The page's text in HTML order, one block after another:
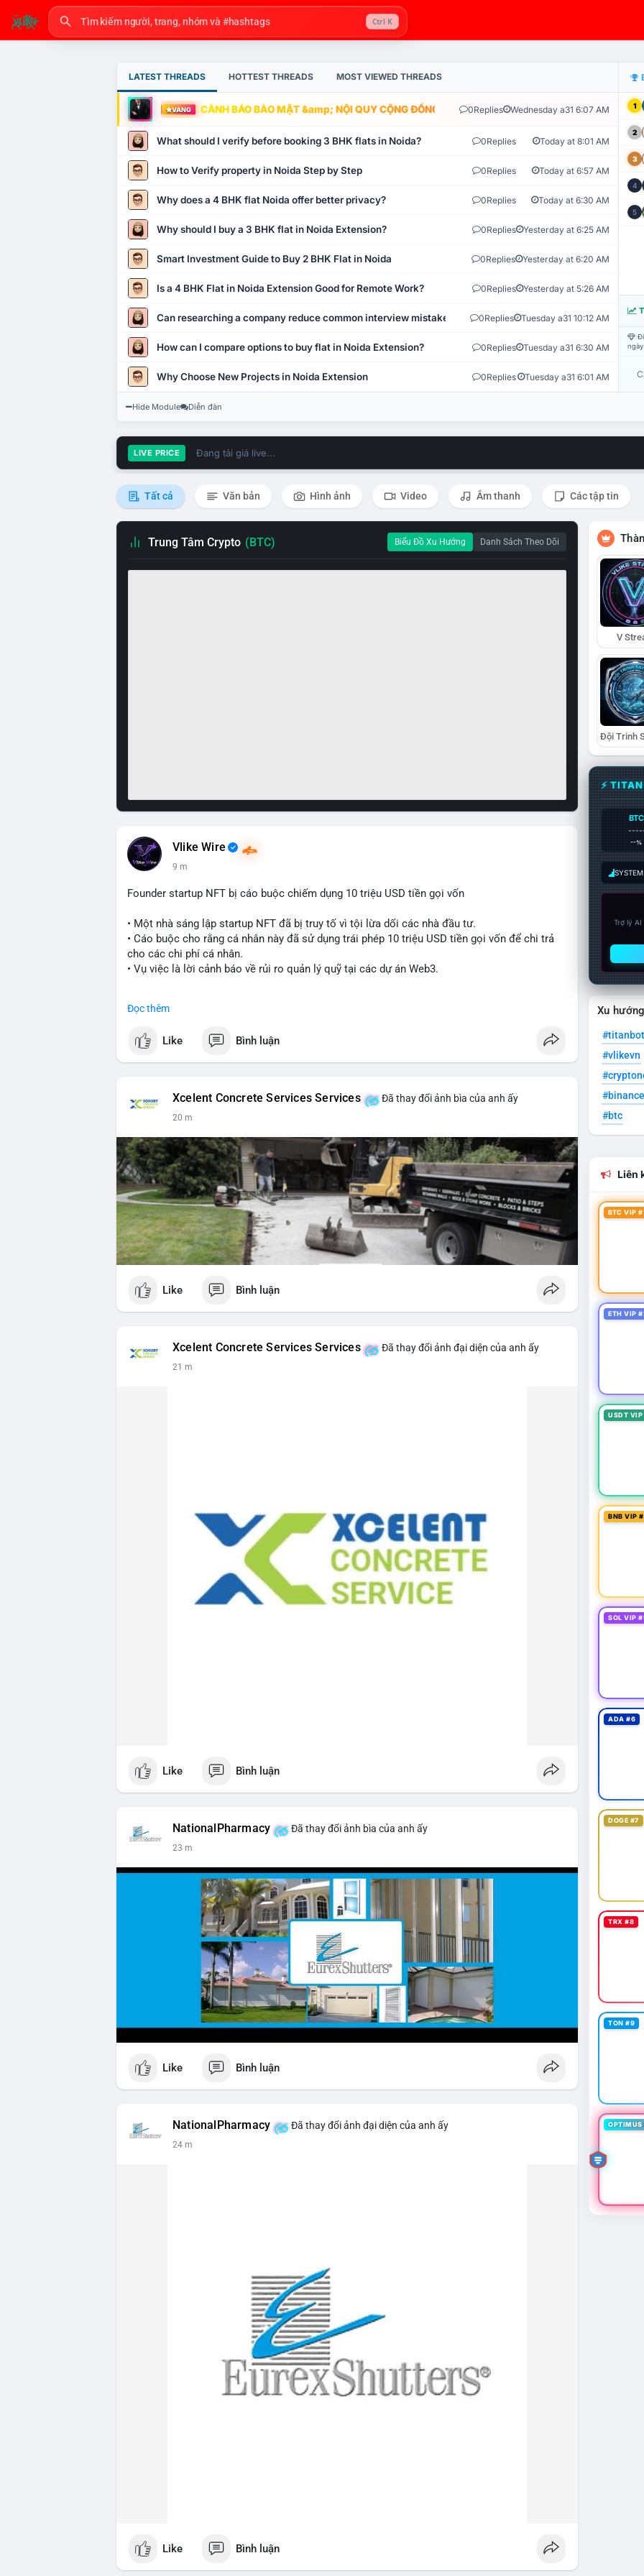
Ctrl K
LATEST THREADS HOTTEST THREADS MOST VIEWED THREADS
VÀNG CẢNH BÁO BẢO MẬT &amp; NỘI QUY CỘNG ĐỒNG VLIKE.VN: HỆ THỐNG GIÁM SÁT TỰ
0Replies Wednesday a31 6:07 AM
What should I verify before booking 3 BHK flats in Noida? 0Replies Today at 8:01 AM
How to Verify property in Noida Step by Step 0Replies Today at 6:57 AM
Why does a 4 BHK flat Noida offer better privacy? 0Replies Today at 6:30 AM
Why should I buy a 3 BHK flat in Noida Extension? 0Replies Yesterday at 6:25 AM
Smart Investment Guide to Buy 2 BHK Flat in Noida 0Replies Yesterday at 6:20 AM
Is a 4 BHK Flat in Noida Extension Good for Remote Work? 0Replies Yesterday at 5:26 AM
Can researching a company reduce common interview mistakes? 0Replies Tuesday a31 10:12 AM
How can I compare options to buy flat in Noida Extension? 0Replies Tuesday a31 6:30 AM
Why Choose New Projects in Noida Extension 0Replies Tuesday a31 6:01 AM
1
2
3
4
5
Hide Module Diễn đàn
LIVE PRICE Đang tải giá live...
Tất cả Văn bản Hình ảnh Video Âm thanh Các tập tin
Trung Tâm Crypto (BTC) Biểu Đồ Xu Hướng Danh Sách Theo Dõi
Vlike Wire
9 m
Founder startup NFT bị cáo buộc chiếm dụng 10 triệu USD tiền gọi vốn
• Một nhà sáng lập startup NFT đã bị truy tố vì tội lừa dối các nhà đầu tư.
• Cáo buộc cho rằng cá nhân này đã sử dụng trái phép 10 triệu USD tiền gọi vốn để chi trả
cho các chi phí cá nhân.
• Vụ việc là lời cảnh báo về rủi ro quản lý quỹ tại các dự án Web3.
#vlikevn #titanbot
Đọc thêm
Like Bình luận
Xcelent Concrete Services Services Đã thay đổi ảnh bìa của anh ấy
21 m
Like Bình luận
Xcelent Concrete Services Services Đã thay đổi ảnh đại diện của anh ấy
21 m
Like Bình luận
NationalPharmacy Đã thay đổi ảnh bìa của anh ấy
23 m
Like Bình luận
NationalPharmacy Đã thay đổi ảnh đại diện của anh ấy
24 m
Like Bình luận
V
⚡
BTC
--%
Trợ lý
Xu
#titanbot
#vlikevn
#btc
Liên
BTC VIP
ETH VIP
USDT
BNB VIP
SOL VIP
ADA #6
DOGE #7
TRX #8
TON #9
OPTIMUS